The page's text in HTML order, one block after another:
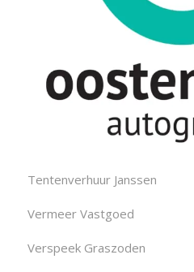
Tentenverhuur Janssen
Vermeer Vastgoed
Verspeek Graszoden